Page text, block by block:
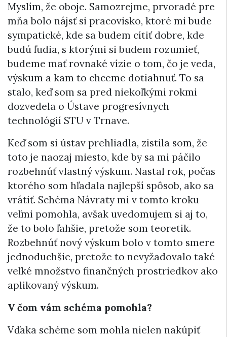
Myslím, že oboje. Samozrejme, prvoradé pre
mňa bolo nájsť si pracovisko, ktoré mi bude
sympatické, kde sa budem cítiť dobre, kde
budú ľudia, s ktorými si budem rozumieť,
budeme mať rovnaké vízie o tom, čo je veda,
výskum a kam to chceme dotiahnuť. To sa
stalo, keď som sa pred niekoľkými rokmi
dozvedela o Ústave progresívnych
technológií STU v Trnave.
Keď som si ústav prehliadla, zistila som, že
toto je naozaj miesto, kde by sa mi páčilo
rozbehnúť vlastný výskum. Nastal rok, počas
ktorého som hľadala najlepší spôsob, ako sa
vrátiť. Schéma Návraty mi v tomto kroku
veľmi pomohla, avšak uvedomujem si aj to,
že to bolo ľahšie, pretože som teoretik.
Rozbehnúť nový výskum bolo v tomto smere
jednoduchšie, pretože to nevyžadovalo také
veľké množstvo finančných prostriedkov ako
aplikovaný výskum.
V čom vám schéma pomohla?
Vďaka schéme som mohla nielen nakúpiť